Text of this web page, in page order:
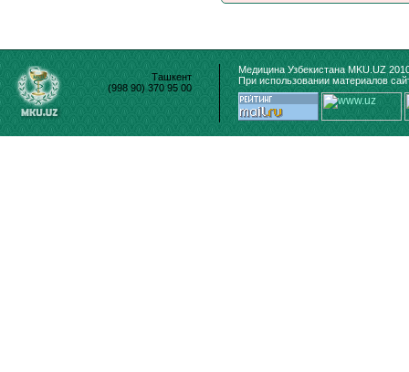
Ташкент
(998 90) 370 95 00
Медицина Узбекистана MKU.UZ
При использовании материалов